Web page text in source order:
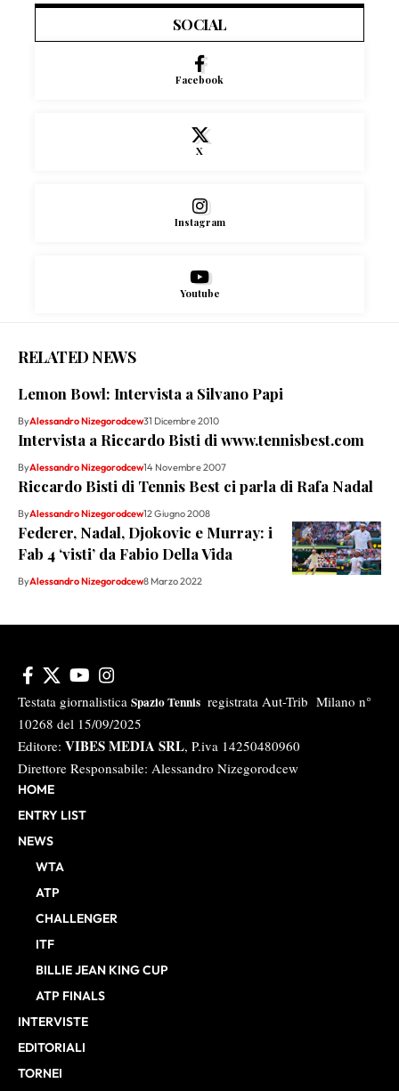
SOCIAL
Facebook
X
Instagram
Youtube
RELATED NEWS
Lemon Bowl: Intervista a Silvano Papi
ByAlessandro Nizegorodcew31 Dicembre 2010
Intervista a Riccardo Bisti di www.tennisbest.com
ByAlessandro Nizegorodcew14 Novembre 2007
Riccardo Bisti di Tennis Best ci parla di Rafa Nadal
ByAlessandro Nizegorodcew12 Giugno 2008
Federer, Nadal, Djokovic e Murray: i
Fab 4 ‘visti’ da Fabio Della Vida
ByAlessandro Nizegorodcew8 Marzo 2022
Testata giornalistica Spazio Tennis registrata Aut-Trib Milano n°
10268 del 15/09/2025
Editore: VIBES MEDIA SRL, P.iva 14250480960
Direttore Responsabile: Alessandro Nizegorodcew
HOME
ENTRY LIST
NEWS
WTA
ATP
CHALLENGER
ITF
BILLIE JEAN KING CUP
ATP FINALS
INTERVISTE
EDITORIALI
TORNEI